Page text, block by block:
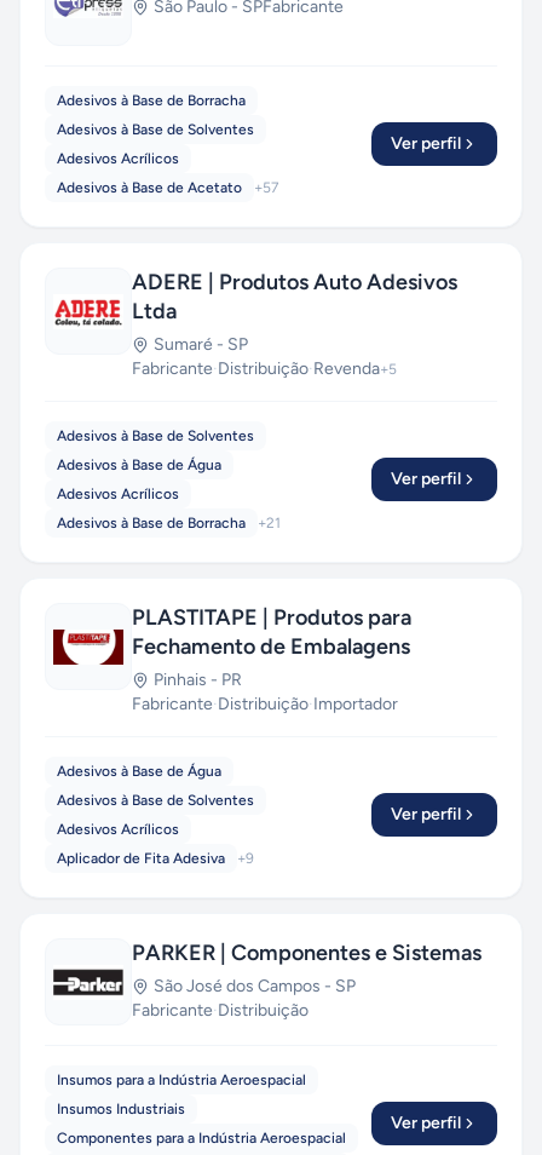
São Paulo - SPFabricante
Adesivos à Base de Borracha
Adesivos à Base de Solventes
Adesivos Acrílicos
Adesivos à Base de Acetato
+57
Ver perfil
ADERE | Produtos Auto Adesivos
Ltda
Sumaré - SP
Fabricante·Distribuição·Revenda+5
Adesivos à Base de Solventes
Adesivos à Base de Água
Adesivos Acrílicos
Adesivos à Base de Borracha
+21
Ver perfil
PLASTITAPE | Produtos para
Fechamento de Embalagens
Pinhais - PR
Fabricante·Distribuição·Importador
Adesivos à Base de Água
Adesivos à Base de Solventes
Adesivos Acrílicos
Aplicador de Fita Adesiva
+9
Ver perfil
PARKER | Componentes e Sistemas
São José dos Campos - SP
Fabricante·Distribuição
Insumos para a Indústria Aeroespacial
Insumos Industriais
Componentes para a Indústria Aeroespacial
Ver perfil